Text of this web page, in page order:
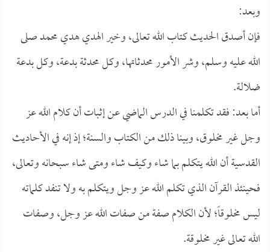
وبعد:
فإن أصدق الحديث كتاب الله تعالى، وخير الهدي هدي محمد صلى
الله عليه وسلم، وشر الأمور محدثاتها، وكل محدثة بدعة، وكل بدعة
ضلالة.
أما بعد: فقد تكلمنا في الدرس الماضي عن إثبات أن كلام الله عز
وجل غير مخلوق، وبينا ذلك من الكتاب والسنة؛ إذ إنه في الأحاديث
القدسية أن الله يتكلم بما شاء وكيف شاء ومتى شاء سبحانه وتعالى،
فحينئذ القرآن الذي تكلم الله عز وجل ويتكلم به ولا تنفد كلماته
ليس مخلوقاً؛ لأن الكلام صفة من صفات الله عز وجل، وصفات
الله تعالى غير مخلوقة.